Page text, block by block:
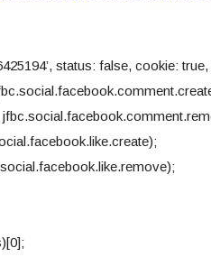
status: false, cookie: